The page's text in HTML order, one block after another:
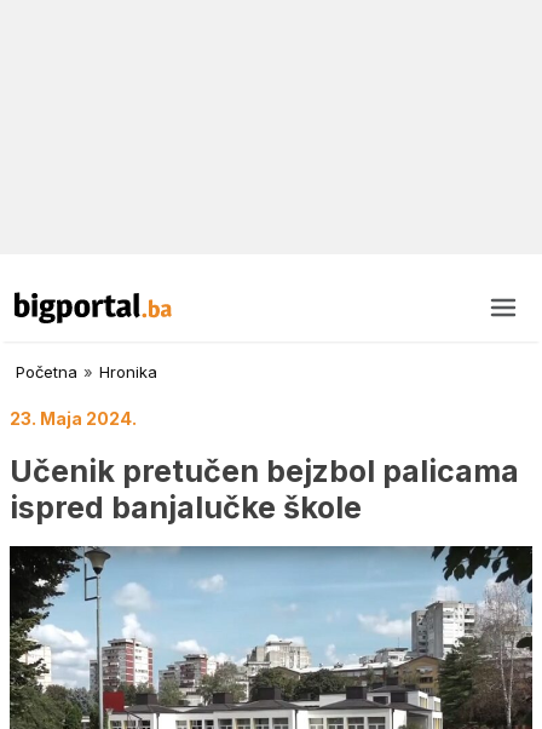
Početna » Hronika
23. Maja 2024.
Učenik pretučen bejzbol palicama
ispred banjalučke škole